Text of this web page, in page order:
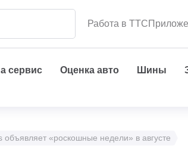
Работа в ТТС
сервис Оценка авто Шины
объявляет «роскошные недели» в августе